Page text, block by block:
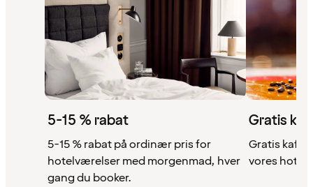
5-15 % rabat
5-15 % rabat på ordinær pris for
hotelværelser med morgenmad, hver
gang du booker.
Gratis
Gratis
vores